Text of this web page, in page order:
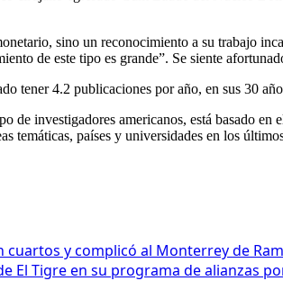
sino un reconocimiento a su trabajo
de este tipo es grande”. Se siente
tener 4.2 publicaciones por año, en sus 30
de investigadores americanos, está basado
temáticas, países y universidades en los
cuartos y complicó al Monterrey de
El Tigre en su programa de alianzas